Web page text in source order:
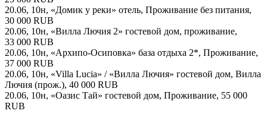
20.06, 10н, «Домик у реки» отель, Проживание без питания,
30 000 RUB
20.06, 10н, «Вилла Лючия 2» гостевой дом, проживание,
33 000 RUB
20.06, 10н, «Архипо-Осиповка» база отдыха 2*, Проживание,
37 000 RUB
20.06, 10н, «Villa Lucia» / «Вилла Лючия» гостевой дом, Вилла
Лючия (прож.), 40 000 RUB
20.06, 10н, «Оазис Тай» гостевой дом, Проживание, 55 000
RUB